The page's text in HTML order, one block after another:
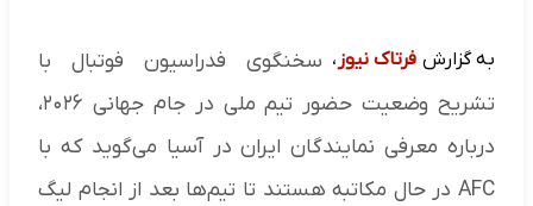
به گزارش فرتاک نیوز ، سخنگوی فدراسیون فوتبال با
تشریح وضعیت حضور تیم ملی در جام جهانی ۲۰۲۶،
درباره معرفی نمایندگان ایران در آسیا می‌گوید که با
AFC در حال مکاتبه هستند تا تیم‌ها بعد از انجام لیگ